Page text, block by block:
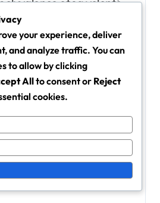
alors qu’il passait
configurations
l’adaptabilité de Schöttel
et sa prise de décision
globale de
ainsi son efficacité sur
your experience, deliver
and analyze traffic. You can
to allow by clicking
Allto consent or Reject
cookies.